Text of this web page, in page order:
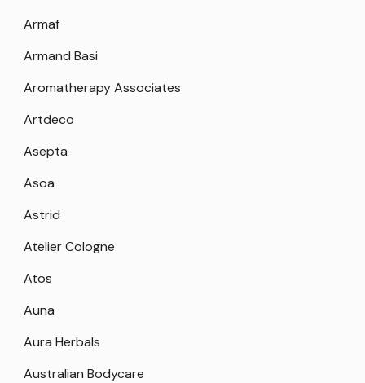
Armaf
Armand Basi
Aromatherapy Associates
Artdeco
Asepta
Asoa
Astrid
Atelier Cologne
Atos
Auna
Aura Herbals
Australian Bodycare